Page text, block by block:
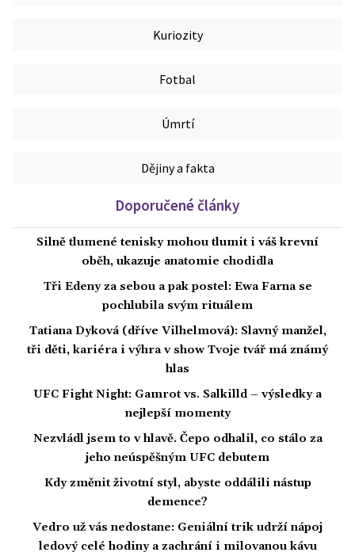
Kuriozity
Fotbal
Úmrtí
Dějiny a fakta
Doporučené články
Silně tlumené tenisky mohou tlumit i váš krevní
oběh, ukazuje anatomie chodidla
Tři Edeny za sebou a pak postel: Ewa Farna se
pochlubila svým rituálem
Tatiana Dyková (dříve Vilhelmová): Slavný manžel,
tři děti, kariéra i výhra v show Tvoje tvář má známý
hlas
UFC Fight Night: Gamrot vs. Salkilld – výsledky a
nejlepší momenty
Nezvládl jsem to v hlavě. Čepo odhalil, co stálo za
jeho neúspěšným UFC debutem
Kdy změnit životní styl, abyste oddálili nástup
demence?
Vedro už vás nedostane: Geniální trik udrží nápoj
ledový celé hodiny a zachrání i milovanou kávu